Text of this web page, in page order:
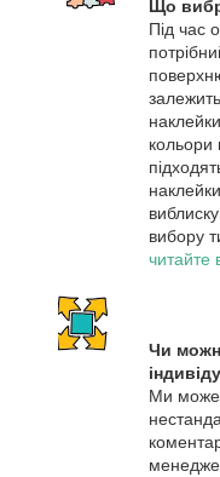
Що
Під час
кольори
вибору
читайте
Чи
Ми